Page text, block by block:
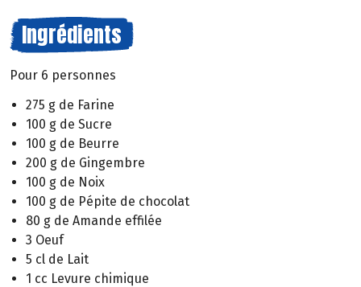
Ingrédients
Pour 6 personnes
275 g de Farine
100 g de Sucre
100 g de Beurre
200 g de Gingembre
100 g de Noix
100 g de Pépite de chocolat
80 g de Amande effilée
3 Oeuf
5 cl de Lait
1 cc Levure chimique